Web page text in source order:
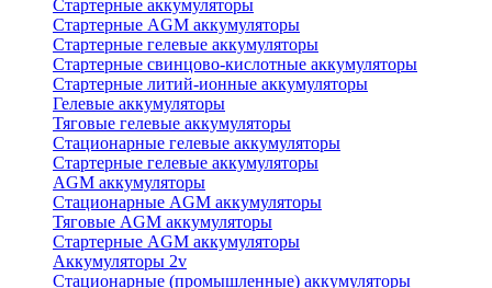
Стартерные аккумуляторы
Стартерные AGM аккумуляторы
Стартерные гелевые аккумуляторы
Стартерные свинцово-кислотные аккумуляторы
Стартерные литий-ионные аккумуляторы
Гелевые аккумуляторы
Тяговые гелевые аккумуляторы
Стационарные гелевые аккумуляторы
Стартерные гелевые аккумуляторы
AGM аккумуляторы
Стационарные AGM аккумуляторы
Тяговые AGM аккумуляторы
Стартерные AGM аккумуляторы
Аккумуляторы 2v
Стационарные (промышленные) аккумуляторы